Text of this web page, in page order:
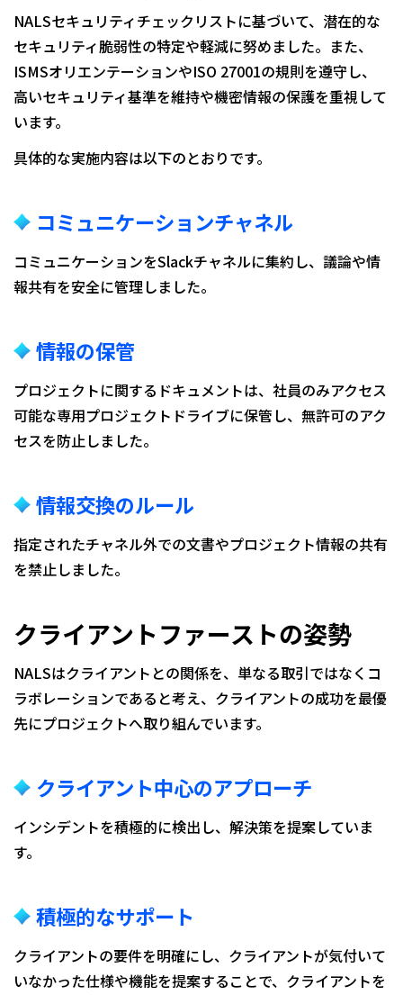
NALSセキュリティチェックリストに基づいて、潜在的な
セキュリティ脆弱性の特定や軽減に努めました。また、
ISMSオリエンテーションやISO 27001の規則を遵守し、
高いセキュリティ基準を維持や機密情報の保護を重視して
います。
具体的な実施内容は以下のとおりです。
コミュニケーションチャネル
コミュニケーションをSlackチャネルに集約し、議論や情
報共有を安全に管理しました。
情報の保管
プロジェクトに関するドキュメントは、社員のみアクセス
可能な専用プロジェクトドライブに保管し、無許可のアク
セスを防止しました。
情報交換のルール
指定されたチャネル外での文書やプロジェクト情報の共有
を禁止しました。
クライアントファーストの姿勢
NALSはクライアントとの関係を、単なる取引ではなくコ
ラボレーションであると考え、クライアントの成功を最優
先にプロジェクトへ取り組んでいます。
クライアント中心のアプローチ
インシデントを積極的に検出し、解決策を提案していま
す。
積極的なサポート
クライアントの要件を明確にし、クライアントが気付いて
いなかった仕様や機能を提案することで、クライアントを